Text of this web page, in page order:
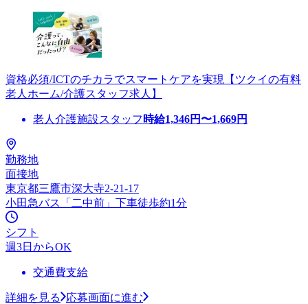
資格必須/ICTのチカラでスマートケアを実現【ツクイの有料
老人ホーム/介護スタッフ求人】
老人介護施設スタッフ 時給1,346円〜1,669円
勤務地
面接地
東京都三鷹市深大寺2-21-17
小田急バス「二中前」下車徒歩約1分
シフト
週3日からOK
交通費支給
詳細を見る 応募画面に進む